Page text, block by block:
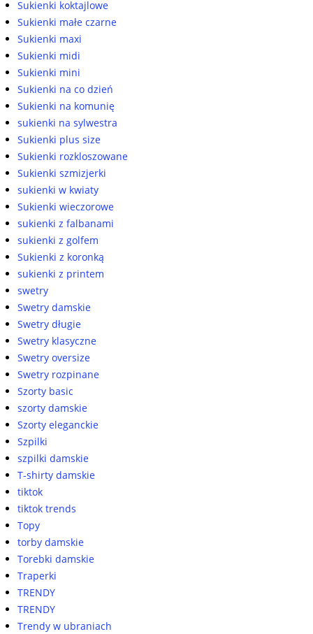
Sukienki koktajlowe
Sukienki małe czarne
Sukienki maxi
Sukienki midi
Sukienki mini
Sukienki na co dzień
Sukienki na komunię
sukienki na sylwestra
Sukienki plus size
Sukienki rozkloszowane
Sukienki szmizjerki
sukienki w kwiaty
Sukienki wieczorowe
sukienki z falbanami
sukienki z golfem
Sukienki z koronką
sukienki z printem
swetry
Swetry damskie
Swetry długie
Swetry klasyczne
Swetry oversize
Swetry rozpinane
Szorty basic
szorty damskie
Szorty eleganckie
Szpilki
szpilki damskie
T-shirty damskie
tiktok
tiktok trends
Topy
torby damskie
Torebki damskie
Traperki
TRENDY
TRENDY
Trendy w ubraniach